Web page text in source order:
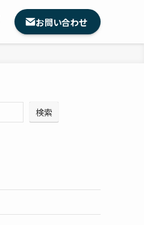
お問い合わせ
検索